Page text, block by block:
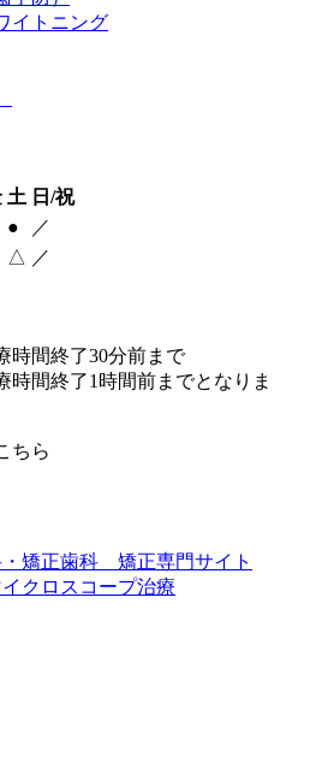
イトニング
土 日/祝
●
／
△ ／
間終了30分前まで
終了1時間前までとなりま
ちら